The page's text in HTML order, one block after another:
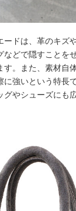
ードは、革のキズ
などで隠すことを
す。また、素材自
に強いという特長
グやシューズにも